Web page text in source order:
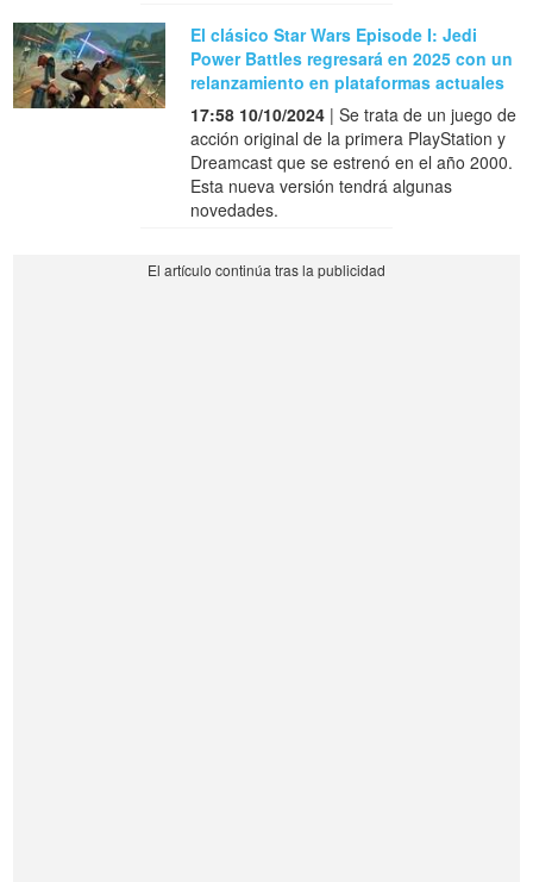
El clásico Star Wars Episode I: Jedi
Power Battles regresará en 2025 con un
relanzamiento en plataformas actuales
17:58 10/10/2024 | Se trata de un juego de
acción original de la primera PlayStation y
Dreamcast que se estrenó en el año 2000.
Esta nueva versión tendrá algunas
novedades.